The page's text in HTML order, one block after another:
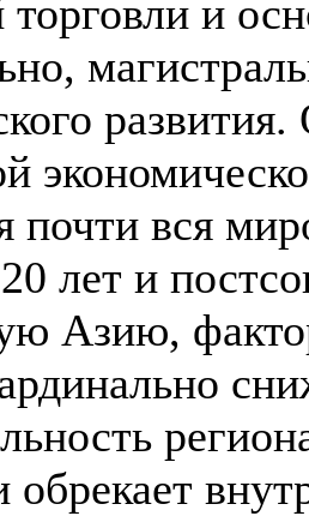
торговли и
почти вся
лет и
Азию,
обрекает